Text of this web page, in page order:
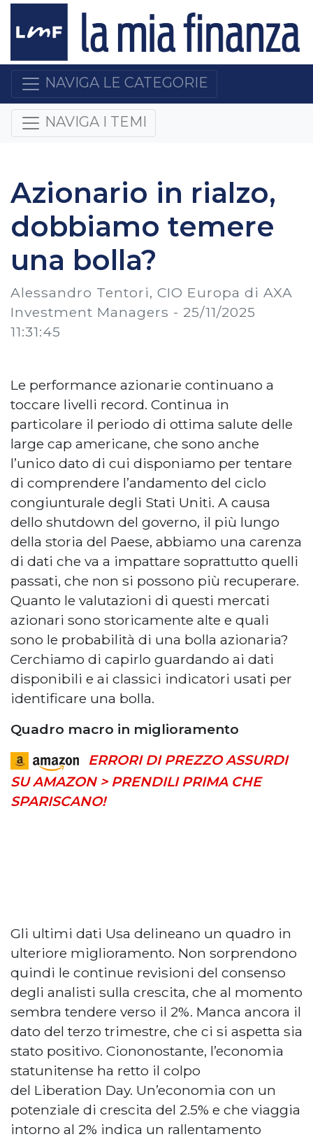
NAVIGA LE CATEGORIE
NAVIGA I TEMI
Azionario in rialzo,
dobbiamo temere
una bolla?
Alessandro Tentori, CIO Europa di AXA
Investment Managers - 25/11/2025
11:31:45
Le performance azionarie continuano a
toccare livelli record. Continua in
particolare il periodo di ottima salute delle
large cap americane, che sono anche
l’unico dato di cui disponiamo per tentare
di comprendere l’andamento del ciclo
congiunturale degli Stati Uniti. A causa
dello shutdown del governo, il più lungo
della storia del Paese, abbiamo una carenza
di dati che va a impattare soprattutto quelli
passati, che non si possono più recuperare.
Quanto le valutazioni di questi mercati
azionari sono storicamente alte e quali
sono le probabilità di una bolla azionaria?
Cerchiamo di capirlo guardando ai dati
disponibili e ai classici indicatori usati per
identificare una bolla.
Quadro macro in miglioramento
ERRORI DI PREZZO ASSURDI
SU AMAZON > PRENDILI PRIMA CHE
SPARISCANO!
Gli ultimi dati Usa delineano un quadro in
ulteriore miglioramento. Non sorprendono
quindi le continue revisioni del consenso
degli analisti sulla crescita, che al momento
sembra tendere verso il 2%. Manca ancora il
dato del terzo trimestre, che ci si aspetta sia
stato positivo. Ciononostante, l’economia
statunitense ha retto il colpo
del Liberation Day. Un’economia con un
potenziale di crescita del 2.5% e che viaggia
intorno al 2% indica un rallentamento